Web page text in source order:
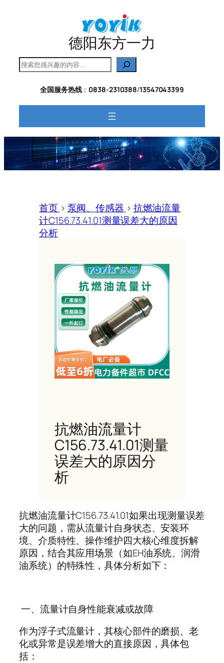
德阳东方一力
搜
索
全国服务热线： 0838-2310388/13547043399
首页 > 泵阀、传感器 > 抗燃油流量
计C156.73.41.01测量误差大的原因
分析
抗燃油流量计
C156.73.41.01测量
误差大的原因分
析
抗燃油流量计C156.73.41.01如果出现测量误差
大的问题，需从流量计自身状态、安装环
境、介质特性、操作维护四大核心维度拆解
原因，结合其应用场景（如EH油系统、润滑
油系统）的特殊性，具体分析如下：
一、流量计自身性能衰减或故障
作为浮子式流量计，其核心部件的磨损、老
化或异常是误差增大的直接原因，具体包
括：